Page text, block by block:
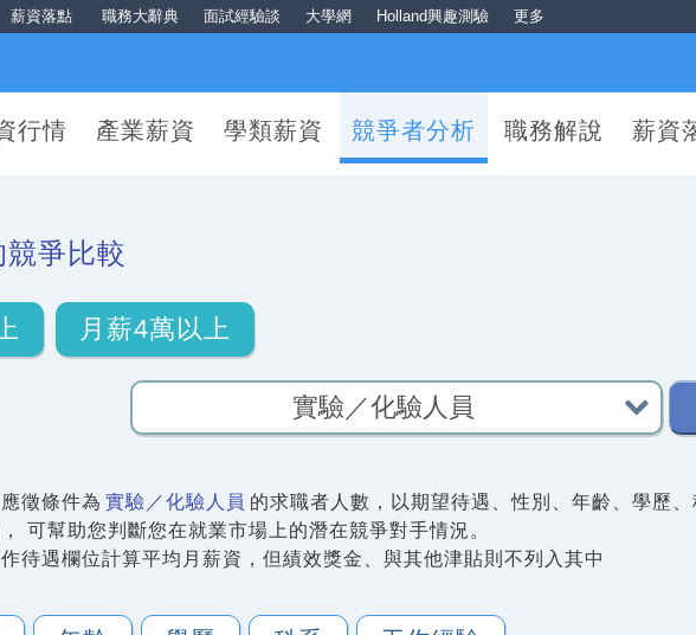
薪資落點 職務大辭典 面試經驗談 大學網 Holland興趣測驗 更多
行情 產業薪資 學類薪資 競爭者分析 職務解說 薪資
競爭比較
月薪4萬以上
徵條件為 實驗／化驗人員 的求職者人數，以期望待遇、性別、年齡、學歷
可幫助您判斷您在就業市場上的潛在競爭對手情況。
待遇欄位計算平均月薪資，但績效獎金、與其他津貼則不列入其中